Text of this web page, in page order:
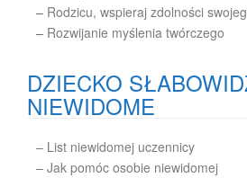
– Rodzicu, wspieraj zdolności
– Rozwijanie myślenia twórczego
DZIECKO
NIEWIDOME
– List niewidomej uczennicy
– Jak pomóc osobie niewidomej